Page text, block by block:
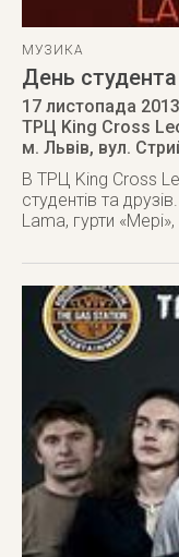
МУЗИКА
День
17 листопада 2013
ТРЦ King Cross
м. Львів, вул.
В ТРЦ King Cross
студентів та
Lama, гурти